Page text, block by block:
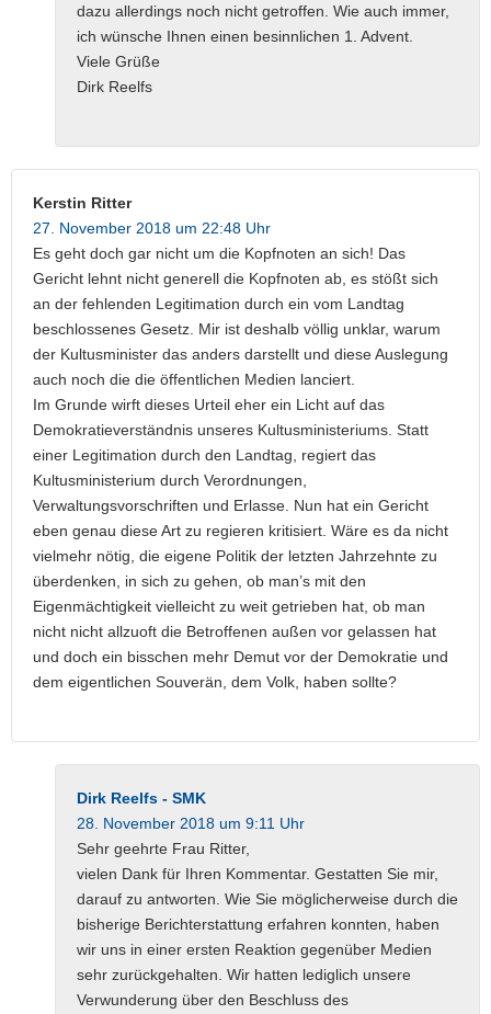
dazu allerdings noch nicht getroffen. Wie auch immer,
ich wünsche Ihnen einen besinnlichen 1. Advent.
Viele Grüße
Dirk Reelfs
Kerstin Ritter
27. November 2018 um 22:48 Uhr
Es geht doch gar nicht um die Kopfnoten an sich! Das
Gericht lehnt nicht generell die Kopfnoten ab, es stößt sich
an der fehlenden Legitimation durch ein vom Landtag
beschlossenes Gesetz. Mir ist deshalb völlig unklar, warum
der Kultusminister das anders darstellt und diese Auslegung
auch noch die die öffentlichen Medien lanciert.
Im Grunde wirft dieses Urteil eher ein Licht auf das
Demokratieverständnis unseres Kultusministeriums. Statt
einer Legitimation durch den Landtag, regiert das
Kultusministerium durch Verordnungen,
Verwaltungsvorschriften und Erlasse. Nun hat ein Gericht
eben genau diese Art zu regieren kritisiert. Wäre es da nicht
vielmehr nötig, die eigene Politik der letzten Jahrzehnte zu
überdenken, in sich zu gehen, ob man’s mit den
Eigenmächtigkeit vielleicht zu weit getrieben hat, ob man
nicht nicht allzuoft die Betroffenen außen vor gelassen hat
und doch ein bisschen mehr Demut vor der Demokratie und
dem eigentlichen Souverän, dem Volk, haben sollte?
Dirk Reelfs - SMK
28. November 2018 um 9:11 Uhr
Sehr geehrte Frau Ritter,
vielen Dank für Ihren Kommentar. Gestatten Sie mir,
darauf zu antworten. Wie Sie möglicherweise durch die
bisherige Berichterstattung erfahren konnten, haben
wir uns in einer ersten Reaktion gegenüber Medien
sehr zurückgehalten. Wir hatten lediglich unsere
Verwunderung über den Beschluss des